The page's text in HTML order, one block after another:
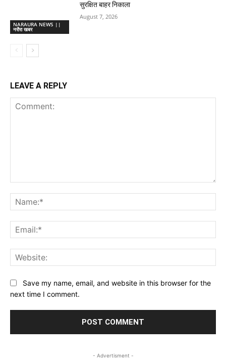
NARAURA NEWS ||
नरौरा खबर
सुरक्षित बाहर निकाला
August 7, 2026
LEAVE A REPLY
Save my name, email, and website in this browser for the
next time I comment.
- Advertisment -